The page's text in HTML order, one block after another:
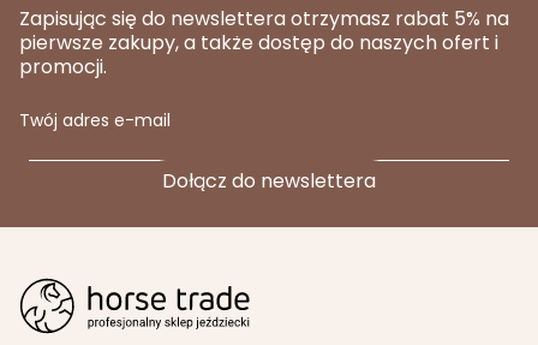
Zapisując się do newslettera otrzymasz rabat 5% na
pierwsze zakupy, a także dostęp do naszych ofert i
promocji.
Twój adres e-mail